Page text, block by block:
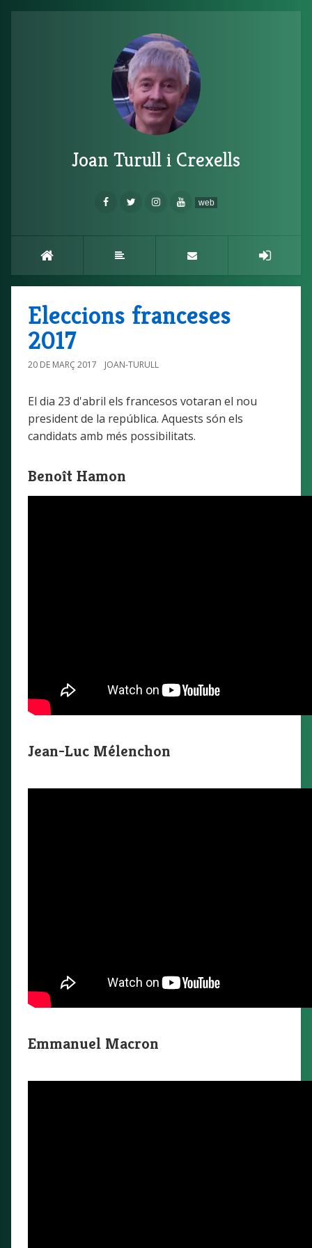
Joan Turull i Crexells
web
Eleccions franceses
2017
20 DE MARÇ 2017 JOAN-TURULL
El dia 23 d'abril els francesos votaran el nou
president de la república. Aquests són els
candidats amb més possibilitats.
Benoît Hamon
Jean-Luc Mélenchon
Emmanuel Macron